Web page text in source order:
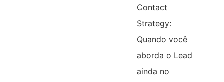
Contact
Strategy:
Quando você
aborda o Lead
ainda no